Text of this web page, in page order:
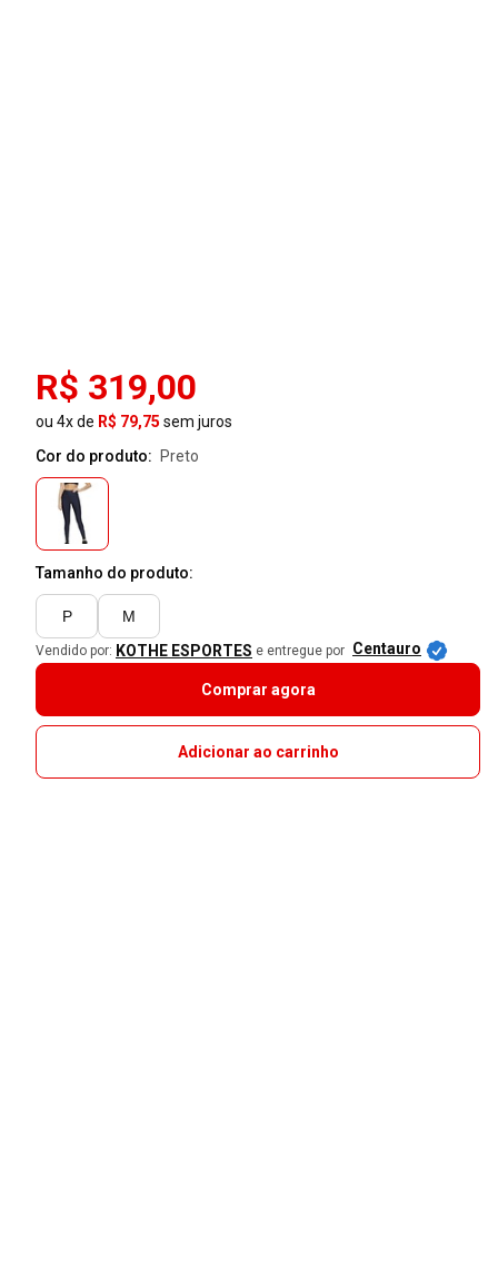
R$ 319,00
ou 4x de R$ 79,75 sem juros
Cor do produto:
preto
Tamanho do produto:
P M
Vendido por: KOTHE ESPORTES e entregue por Centauro
Comprar agora
Adicionar ao carrinho